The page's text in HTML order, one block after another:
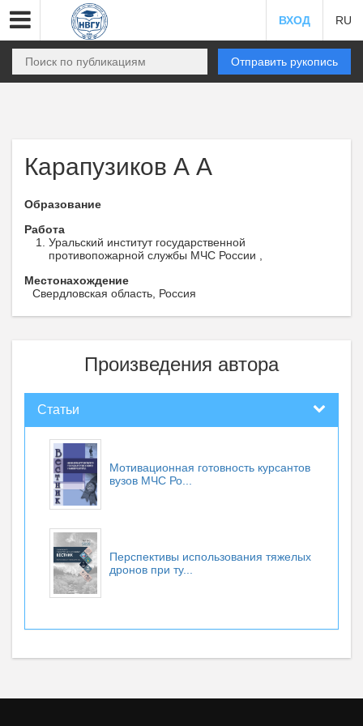
ВХОД RU
Отправить рукопись
Карапузиков А А
Образование
Работа
Уральский институт государственной
противопожарной службы МЧС России ,
Местонахождение
Свердловская область, Россия
Произведения автора
Статьи
Мотивационная готовность курсантов
вузов МЧС Ро...
Перспективы использования тяжелых
дронов при ту...